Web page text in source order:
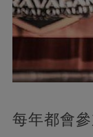
每年都會